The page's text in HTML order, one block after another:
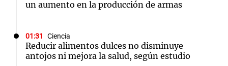
un aumento en la producción de armas
01:31 Ciencia
Reducir alimentos dulces no disminuye
antojos ni mejora la salud, según estudio